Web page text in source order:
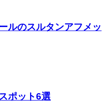
ルのスルタンアフメッ
ポット6選